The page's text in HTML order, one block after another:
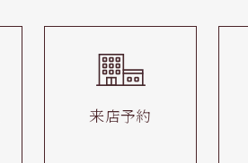
来店予約